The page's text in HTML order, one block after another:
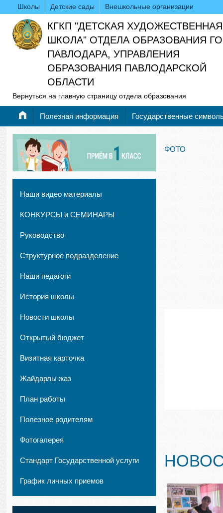
Школы Детские сады Внешкольные организации
КГКП "ДЕТСКАЯ ХУДОЖЕСТВЕННАЯ
ШКОЛА" ОТДЕЛА ОБРАЗОВАНИЯ
ПАВЛОДАРА, УПРАВЛЕНИЯ
ОБРАЗОВАНИЯ ПАВЛОДАРСКОЙ
ОБЛАСТИ
Вернуться на главную страницу отдела образования
Полезная информация Государственные
Наши видео материалы
КОНКУРСЫ и СЕМИНАРЫ
Руководство
Структурное подразделение
Наши педагоги
История школы
Новости школы
Открытый бюджет
Визитная карточка
Жайдарлы жаз
План работы
Полезное родителям
Фотогалерея
Стандарт Государственной услуги
График личных приемов
ФОТО